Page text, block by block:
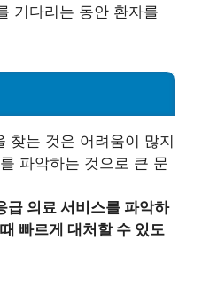
기다리는 동안 환자를
찾는 것은 어려움이 많지
파악하는 것으로 큰 문
급 의료 서비스를 파악하
빠르게 대처할 수 있도